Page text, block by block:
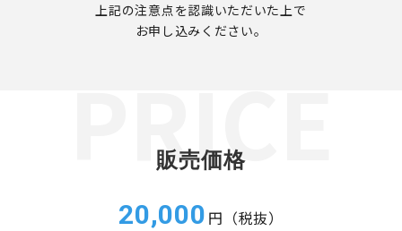
上記の注意点を認識いただいた上で
お申し込みください。
販売価格
20,000 円（税抜）